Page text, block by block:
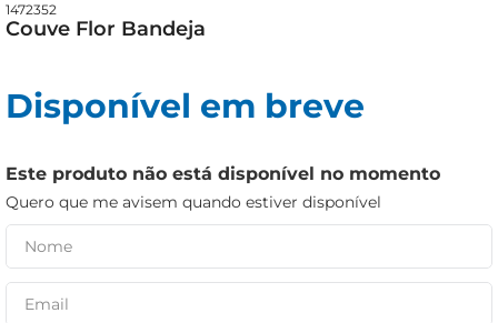
1472352
Couve Flor Bandeja
Disponível em breve
Este produto não está disponível no momento
Quero que me avisem quando estiver disponível
queijo
azeite
iogurte
papel higiênico